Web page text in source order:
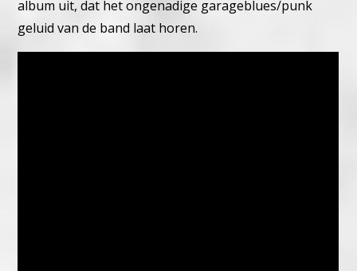
album uit, dat het ongenadige garageblues/punk
geluid van de band laat horen.